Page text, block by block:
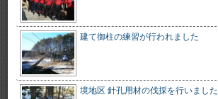
建て御柱の練習が行われました
境地区 針孔用材の伐採を行いました